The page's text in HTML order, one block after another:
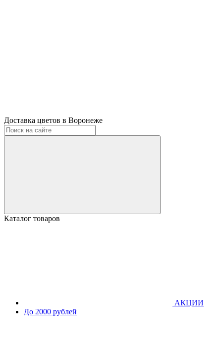
Доставка цветов в Воронеже
Каталог товаров
АКЦИИ
До 2000 рублей